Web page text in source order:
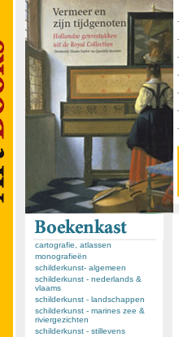
cartografie, atlassen
monografieën
schilderkunst- algemeen
schilderkunst - nederlands &
vlaams
schilderkunst - landschappen
schilderkunst - marines zee &
riviergezichten
schilderkunst - stillevens